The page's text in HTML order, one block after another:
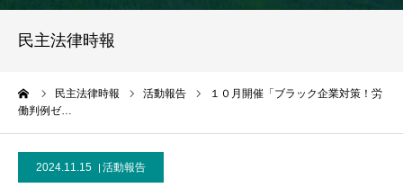
民主法律時報
民主法律時報 活動報告
１０月開催「ブラック企業対策！労
働判例ゼ…
2024.11.15 活動報告